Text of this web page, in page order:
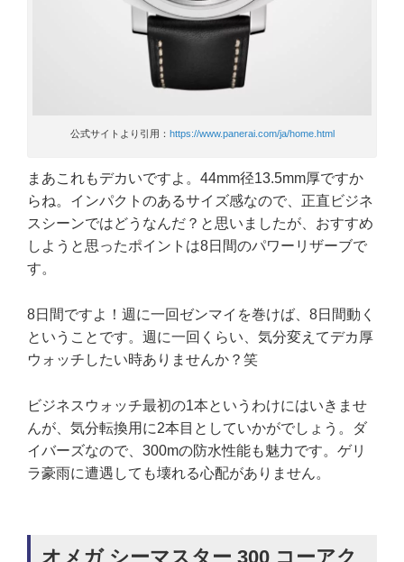
公式サイトより引用： https://www.panerai.com/ja/home.html
まあこれもデカいですよ。44mm径13.5mm厚ですか
らね。インパクトのあるサイズ感なので、正直ビジネ
スシーンではどうなんだ？と思いましたが、おすすめ
しようと思ったポイントは8日間のパワーリザーブで
す。
8日間ですよ！週に一回ゼンマイを巻けば、8日間動く
ということです。週に一回くらい、気分変えてデカ厚
ウォッチしたい時ありませんか？笑
ビジネスウォッチ最初の1本というわけにはいきませ
んが、気分転換用に2本目としていかがでしょう。ダ
イバーズなので、300mの防水性能も魅力です。ゲリ
ラ豪雨に遭遇しても壊れる心配がありません。
オメガ シーマスター 300 コーアク